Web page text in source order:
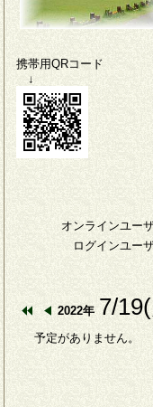
携帯用QRコード
↓
オンラインユー
ログインユー
2022年 7/
予定がありません。